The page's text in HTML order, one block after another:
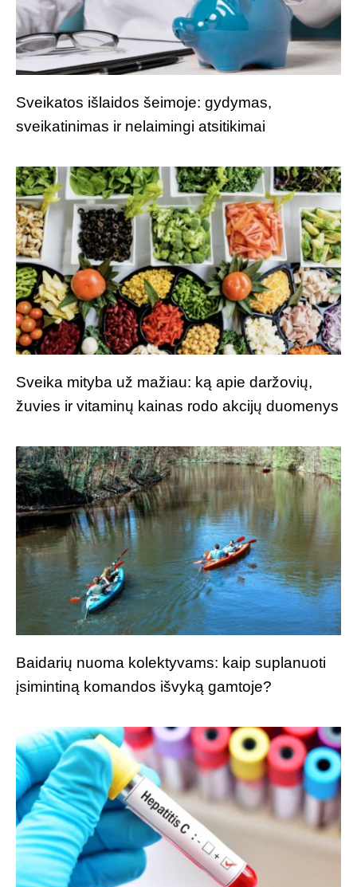
Sveikatos išlaidos šeimoje: gydymas,
sveikatinimas ir nelaimingi atsitikimai
Sveika mityba už mažiau: ką apie daržovių,
žuvies ir vitaminų kainas rodo akcijų duomenys
Baidarių nuoma kolektyvams: kaip suplanuoti
įsimintiną komandos išvyką gamtoje?